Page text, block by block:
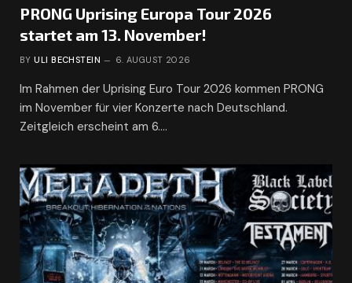
PRONG Uprising Europa Tour 2026
startet am 13. November!
BY ULI BECHSTEIN 6. AUGUST 2026
Im Rahmen der Uprising Euro Tour 2026 kommen PRONG
im November für vier Konzerte nach Deutschland.
Zeitgleich erscheint am 6.…